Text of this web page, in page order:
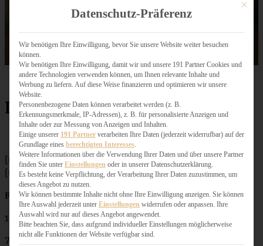
Lebkuchen-Plätzchen
[tabs]
[tab title=”Zutaten”]
Für den Lebkuchen:
175 gHonig
75
g brauner Zucker
Mit
Datenschutz-Präferenz
Wir benötigen Ihre Einwilligung, bevor Sie unsere Website weiter besuchen
können.
Wir benötigen Ihre Einwilligung, damit wir und unsere 191 Partner Cookies und
andere Technologien verwenden können, um Ihnen relevante Inhalte und
Werbung zu liefern. Auf diese Weise finanzieren und optimieren wir unsere
Website.
Personenbezogene Daten können verarbeitet werden (z. B.
Erkennungsmerkmale, IP-Adressen), z. B. für personalisierte Anzeigen und
Inhalte oder zur Messung von Anzeigen und Inhalten.
Einige unserer 191 Partner verarbeiten Ihre Daten (jederzeit widerrufbar) auf der
Grundlage eines berechtigten Interesses
Weitere Informationen über die Verwendung Ihrer Daten und über unsere Partner
finden Sie unter Einstellungen oder in unserer Datenschutzerklärung.
Es besteht keine Verpflichtung, der Verarbeitung Ihrer Daten zuzustimmen, um
dieses Angebot zu nutzen.
Wir können bestimmte Inhalte nicht ohne Ihre Einwilligung anzeigen. Sie können
Ihre Auswahl jederzeit unter Einstellungen widerrufen oder anpassen. Ihre
Auswahl wird nur auf dieses Angebot angewendet.
Bitte beachten Sie, dass aufgrund individueller Einstellungen möglicherweise
nicht alle Funktionen der Website verfügbar sind.